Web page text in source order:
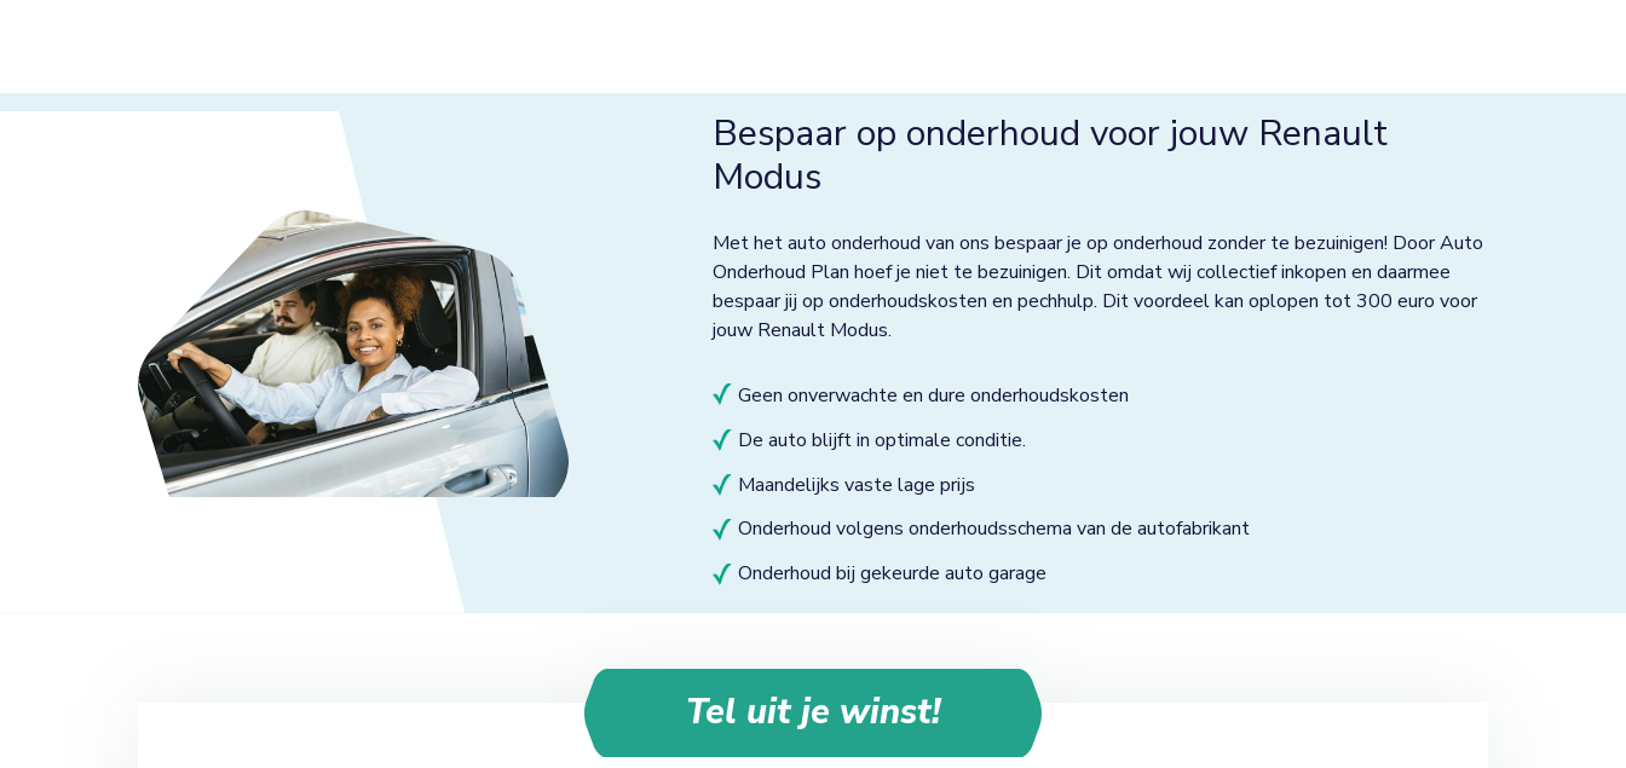
Bespaar op onderhoud voor jouw Renault
Modus
Met het auto onderhoud van ons bespaar je op onderhoud zonder te bezuinigen! Door Auto
Onderhoud Plan hoef je niet te bezuinigen. Dit omdat wij collectief inkopen en daarmee
bespaar jij op onderhoudskosten en pechhulp. Dit voordeel kan oplopen tot 300 euro voor
jouw Renault Modus.
Geen onverwachte en dure onderhoudskosten
De auto blijft in optimale conditie.
Maandelijks vaste lage prijs
Onderhoud volgens onderhoudsschema van de autofabrikant
Onderhoud bij gekeurde auto garage
Tel uit je winst!